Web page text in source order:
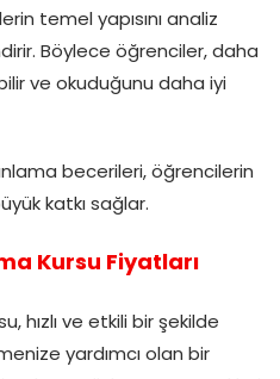
temel yapısını analiz
Böylece öğrenciler, daha
ve okuduğunu daha iyi
becerileri, öğrencilerin
katkı sağlar.
Kursu Fiyatları
hızlı ve etkili bir şekilde
yardımcı olan bir